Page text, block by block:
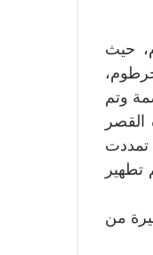
حيث
وتم
تطهير
من